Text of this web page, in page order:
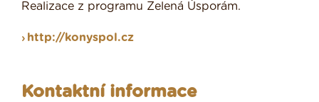
Realizace z programu Zelená Úsporám.
http://konyspol.cz
Kontaktní informace